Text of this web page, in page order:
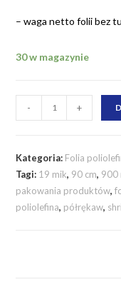
– waga netto folii bez
30 w magazynie
Folia
termokurczliwa
900
mm
/
- +
Kategoria: Folia
Tagi: 19 mik, 90 cm, 900
pakowania produktów,
poliolefina, półrękaw,